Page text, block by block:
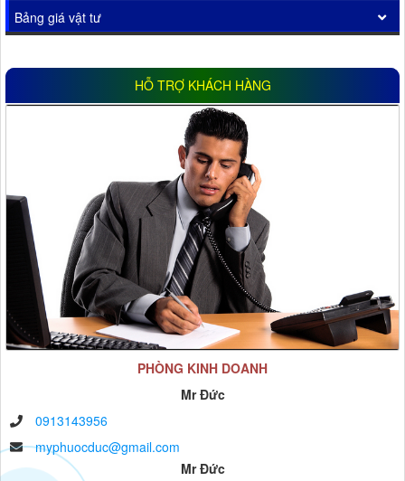
Bảng giá vật tư
HỖ TRỢ KHÁCH HÀNG
PHÒNG KINH DOANH
Mr Đức
0913143956
myphuocduc@gmail.com
Mr Đức